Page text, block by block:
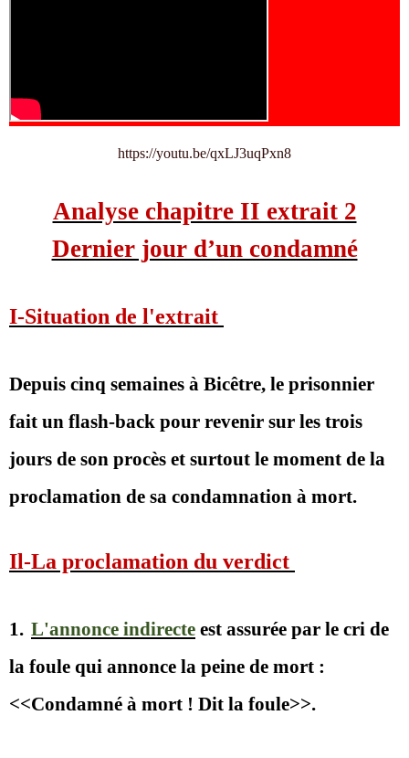
https://youtu.be/qxLJ3uqPxn8
Analyse chapitre II extrait 2
Dernier jour d’un condamné
I-Situation de l'extrait
Depuis cinq semaines à Bicêtre, le prisonnier
fait un flash-back pour revenir sur les trois
jours de son procès et surtout le moment de la
proclamation de sa condamnation à mort.
Il-La proclamation du verdict
1. L'annonce indirecte est assurée par le cri de
la foule qui annonce la peine de mort :
<<Condamné à mort ! Dit la foule>>.